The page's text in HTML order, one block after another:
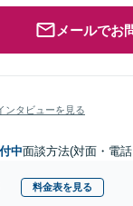
メールでお
ンタビューを見る
中面談方法(対面・電
料金表を見る